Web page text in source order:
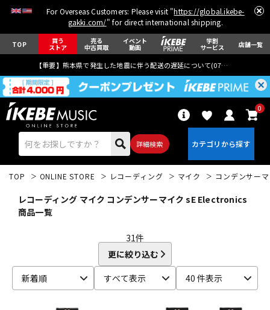
For Overseas Customers: Please visit "https://global.ikebe-
gakki.com/" for direct international shipping.
TOP 買う
ストア
売る
中古買取
イベント
動画
学割
サービス 店舗一覧
【重要】熊本県で発生した地震に伴う配送の遅延について(07月29日
詳細検索
0
ベース ウクレレ
TOP ONLINE STORE レコーディング マイク コンデンサー
レコーディング マイク コンデンサーマイク sE Electronics
商品一覧
31件
更に絞り込む
新着順
すべて表示 40 件表示